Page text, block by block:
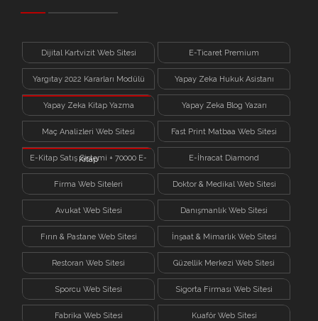
Dijital Kartvizit Web Sitesi E-Ticaret Premium
Yargıtay 2022 Kararları Modülü Yapay Zeka Hukuk Asistanı
Yapay Zeka Kitap Yazma
Sistemi
Yapay Zeka Blog Yazarı
Maç Analizleri Web Sitesi Fast Print Matbaa Web Sitesi
E-Kitap Satış Sistemi + 70000 E-
Kitap
E-İhracat Diamond
Firma Web Siteleri Doktor & Medikal Web Sitesi
Avukat Web Sitesi Danışmanlık Web Sitesi
Fırın & Pastane Web Sitesi İnşaat & Mimarlık Web Sitesi
Restoran Web Sitesi Güzellik Merkezi Web Sitesi
Sporcu Web Sitesi Sigorta Firması Web Sitesi
Fabrika Web Sitesi Kuaför Web Sitesi